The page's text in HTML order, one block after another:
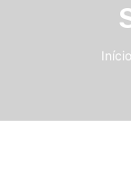
Início